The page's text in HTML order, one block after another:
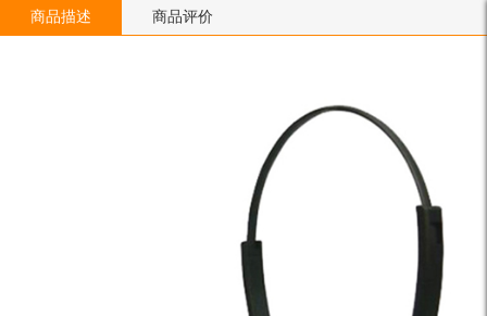
商品描述 商品评价